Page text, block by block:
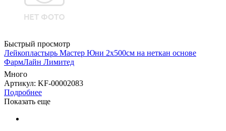
Быстрый просмотр
Лейкопластырь Мастер Юни 2х500см на неткан основе
ФармЛайн Лимитед
Много
Артикул: KF-00002083
Подробнее
Показать еще